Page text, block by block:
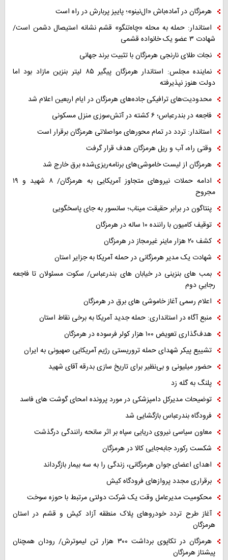
هرمزگان در آماده‌باش «ال‌نینو»؛ پاییز پربارش در راه است
استاندار: حمله به محله «چاه‌تنگو» قشم نشانه استیصال دشمن است/
شهادت ۳ عضو یک خانواده قشمی
نجات طلای نارنجی هرمزگان با تثبیت برند جهانی
نماینده مجلس: استاندار هرمزگان پیگیر ۸۵ لیتر بنزین مازاد بود اما
دولت هنوز نپذیرفته
محدودیت‌های ترافیکی جاده‌های هرمزگان در ایام اربعین اعلام شد
فاجعه در بندرعباس؛ ۶ کشته در آتش‌سوزی منزل مسکونی
استاندار: تردد در تمام محورهای مواصلاتی هرمزگان برقرار است
وقتی راه، آب و ریل هرمزگان هدف قرار گرفت
هرمزگان از لیست خاموشی‌های برنامه‌ریزی‌شده برق خارج شد
ادامه حملات نیروهای متجاوز آمریکایی به هرمزگان/ ۸ شهید و ۱۹
مجروح
پنتاگون در برابر حقیقت میناب؛ سانسور به جای پاسخگویی
توقیف کامیون با راننده ۱۰ ساله در هرمزگان
کشف ۲۰ هزار ماینر غیرمجاز در هرمزگان
شهادت یک مدیر هرمزگانی در حمله آمریکا به جزایر استان
بمب های بنزینی در خیابان های بندرعباس/ سکوت مسئولان تا فاجعه
رجاییِ دوم
اعلام رسمی آغاز خاموشی های برق در هرمزگان
منبع آگاه در استانداری: حمله جدید آمریکا به برخی نقاط استان
هدف‌گذاری تعویض ۱۰۰ هزار کولر فرسوده در هرمزگان
تشییع پیکر شهدای حمله تروریستی رژیم آمریکایی صهیونی به ایران
حضور میلیونی و بی‌نظیر برای تاریخ سازی بدرقه آقای شهید
پلنگ به گله زد
توضیحات مدیرکل دامپزشکی در مورد پرونده امحای گوشت های فاسد
فرودگاه بندرعباس بازگشایی شد
معاون سیاسی نیروی دریایی سپاه بر اثر سانحه رانندگی درگذشت
شکست رکورد جابه‌جایی کالا در هرمزگان
اهدای اعضای جوان هرمزگانی، زندگی را به سه بیمار بازگرداند
برقراری مجدد پروازهای فرودگاه کیش
محکومیت مدیرعامل وقت یک شرکت دولتی مرتبط با حوزه سوخت
آغاز طرح تردد خودروهای پلاک منطقه آزاد کیش و قشم در استان
هرمزگان
هرمزگان در تکاپوی برداشت ۳۰۰ هزار تن لیموترش/ رودان همچنان
پیشتاز هرمزگان